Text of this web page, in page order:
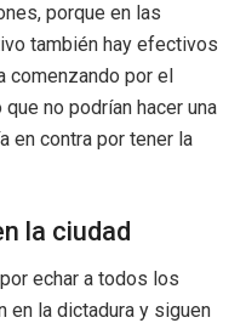
porque en las
también hay efectivos
comenzando por el
no podrían hacer una
en contra por tener la
la ciudad
echar a todos los
en la dictadura y siguen